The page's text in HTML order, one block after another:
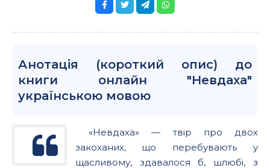
Анотація (короткий опис) до
книги онлайн "Невдаха"
українською мовою
«Невдаха» — твір про двох
закоханих, що перебувають у
щасливому, здавалося б, шлюбі, з